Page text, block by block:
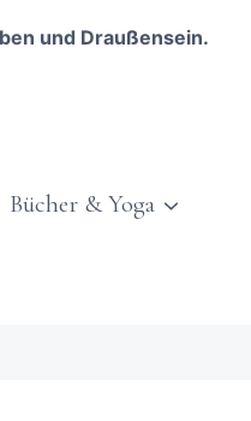
und Draußensein.
Bücher & Yoga